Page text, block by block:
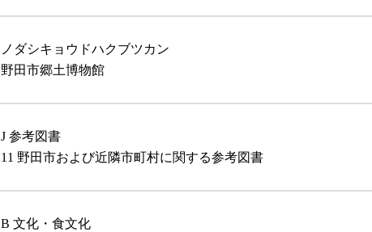
ノダシキョウドハクブツカン
野田市郷土博物館
J 参考図書
11 野田市および近隣市町村に関する参考図書
B 文化・食文化